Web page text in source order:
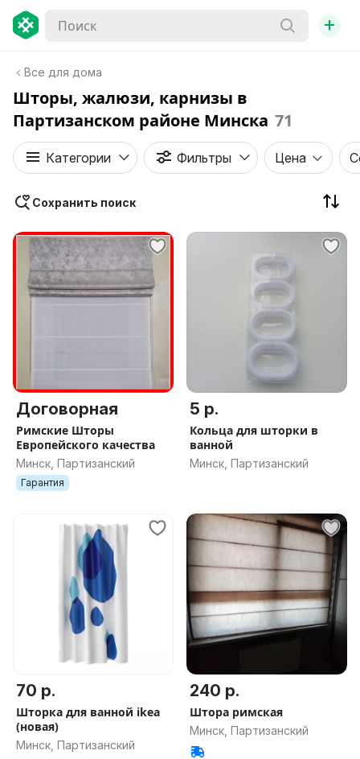
+
Все для дома
Шторы, жалюзи, карнизы в
Партизанском районе Минска 71
Категории Фильтры Цена
Сохранить поиск
Договорная
Римские Шторы
Европейского качества
Минск, Партизанский
Гарантия
5 р.
Кольца для шторки в
ванной
Минск, Партизанский
70 р.
Шторка для ванной ikea
(новая)
Минск, Партизанский
240 р.
Штора римская
Минск, Партизанский